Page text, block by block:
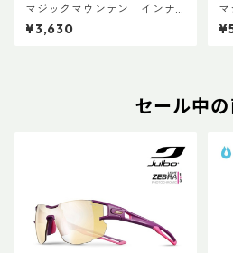
マジックマウンテン インナ
ーパック30
¥3,630
レ
セール中